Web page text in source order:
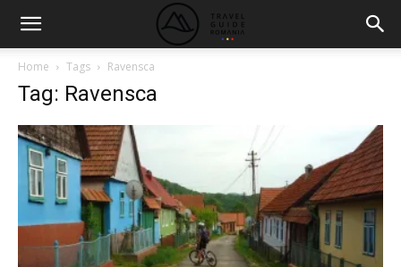
Home Tags Ravensca
Tag: Ravensca